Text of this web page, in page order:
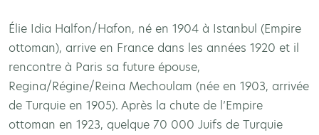
Élie Idia Halfon/Hafon, né en 1904 à Istanbul (Empire
ottoman), arrive en France dans les années 1920 et il
rencontre à Paris sa future épouse,
Regina/Régine/Reina Mechoulam (née en 1903, arrivée
de Turquie en 1905). Après la chute de l’Empire
ottoman en 1923, quelque 70 000 Juifs de Turquie